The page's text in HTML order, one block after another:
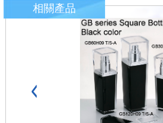
相關產品